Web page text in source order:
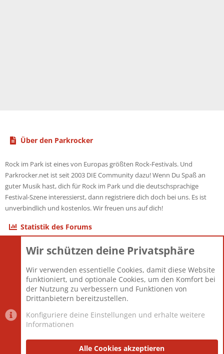
Über den Parkrocker
Rock im Park ist eines von Europas größten Rock-Festivals. Und
Parkrocker.net ist seit 2003 DIE Community dazu! Wenn Du Spaß an
guter Musik hast, dich für Rock im Park und die deutschsprachige
Festival-Szene interessierst, dann registriere dich doch bei uns. Es ist
unverbindlich und kostenlos. Wir freuen uns auf dich!
Statistik des Forums
Themen
Mitglieder
12.427
Neuestes Mitglied
Berlin
Datenschutzerklärung Impressum
Wir schützen deine Privatsphäre
Wir verwenden essentielle Cookies, damit diese Website
funktioniert, und optionale Cookies, um den Komfort bei
der Nutzung zu verbessern und Funktionen von
Drittanbietern bereitzustellen.
Konfiguriere deine Einstellungen und erhalte weitere
Informationen
Alle Cookies akzeptieren